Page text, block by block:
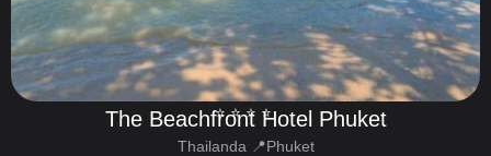
⭐️⭐️⭐️⭐️
The Beachfront Hotel Phuket
Thailanda 📍Phuket